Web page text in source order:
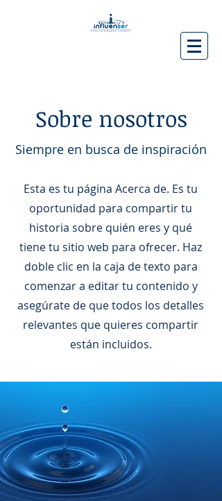
Sobre nosotros
Siempre en busca de inspiración
Esta es tu página Acerca de. Es tu
oportunidad para compartir tu
historia sobre quién eres y qué
tiene tu sitio web para ofrecer. Haz
doble clic en la caja de texto para
comenzar a editar tu contenido y
asegúrate de que todos los detalles
relevantes que quieres compartir
están incluidos.